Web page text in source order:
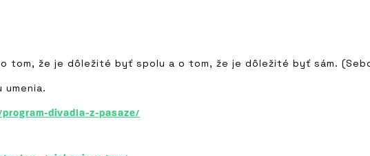
o tom, že je dôležité byť spolu a o tom, že je dôležité byť sám.
divadla-z-pasaze/